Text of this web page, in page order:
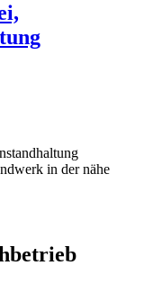
in der nähe